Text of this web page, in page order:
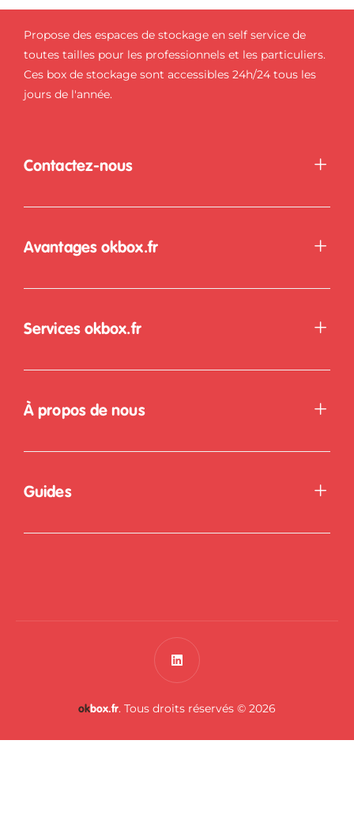
Propose des espaces de stockage en self service de
toutes tailles pour les professionnels et les particuliers.
Ces box de stockage sont accessibles 24h/24 tous les
jours de l'année.
Contactez-nous
Avantages okbox.fr
Services okbox.fr
À propos de nous
Guides
okbox.fr. Tous droits réservés © 2026